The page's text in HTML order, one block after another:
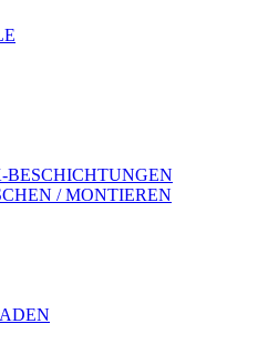
/ MONTIEREN